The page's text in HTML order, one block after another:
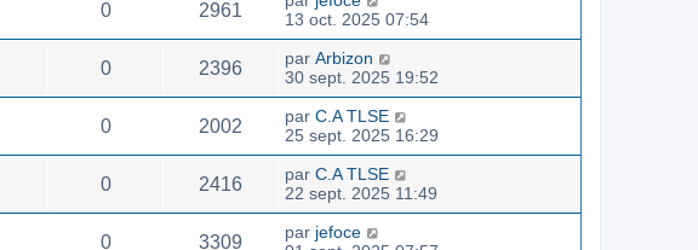
0 2961
13 oct. 2025 07:54
0 2396 par Arbizon
30 sept. 2025 19:52
0 2002 par C.A TLSE
25 sept. 2025 16:29
0 2416 par C.A TLSE
22 sept. 2025 11:49
0 3309 par jefoce